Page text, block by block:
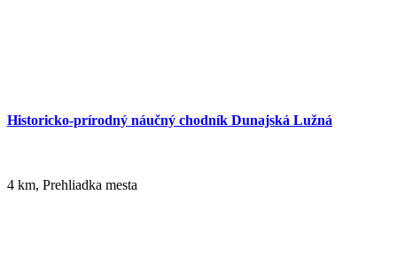
Historicko-prírodný náučný chodník Dunajská Lužná
4 km, Prehliadka mesta